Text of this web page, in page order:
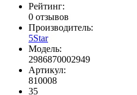
Рейтинг:
0 отзывов
Производитель:
5Star
Модель:
2986870002949
Артикул:
810008
35